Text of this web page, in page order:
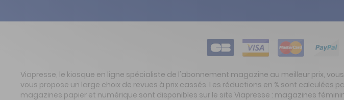
Viapresse, le kiosque en ligne spécialiste de l'abonnement magazine au meilleur prix,
vous propose un large choix de revues à prix cassés. Les réductions en % sont
magazines papier et numérique sont disponibles sur le site Viapresse : magazines